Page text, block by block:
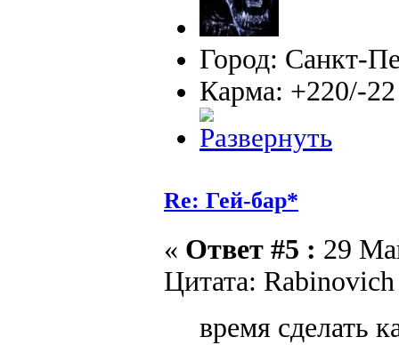
Город: Санкт-
Карма: +220/-22
Re: Гей-бар*
« Ответ #5 : 29
Цитата: Rabinovich
время сделать